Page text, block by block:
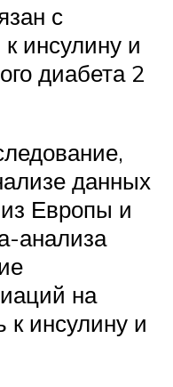
с
инсулину и
диабета 2
данных
Европы и
анализа
на
к инсулину и